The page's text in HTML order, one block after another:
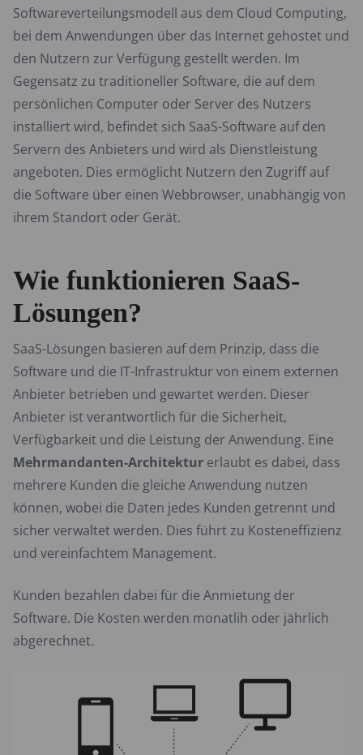
Softwareverteilungsmodell aus dem Cloud Computing,
bei dem Anwendungen über das Internet gehostet und
den Nutzern zur Verfügung gestellt werden. Im
Gegensatz zu traditioneller Software, die auf dem
persönlichen Computer oder Server des Nutzers
installiert wird, befindet sich SaaS-Software auf den
Servern des Anbieters und wird als Dienstleistung
angeboten. Dies ermöglicht Nutzern den Zugriff auf
die Software über einen Webbrowser, unabhängig von
ihrem Standort oder Gerät.
Wie funktionieren SaaS-
Lösungen?
SaaS-Lösungen basieren auf dem Prinzip, dass die
Software und die IT-Infrastruktur von einem externen
Anbieter betrieben und gewartet werden. Dieser
Anbieter ist verantwortlich für die Sicherheit,
Verfügbarkeit und die Leistung der Anwendung. Eine
Mehrmandanten-Architektur erlaubt es dabei, dass
mehrere Kunden die gleiche Anwendung nutzen
können, wobei die Daten jedes Kunden getrennt und
sicher verwaltet werden. Dies führt zu Kosteneffizienz
und vereinfachtem Management.
Kunden bezahlen dabei für die Anmietung der
Software. Die Kosten werden monatlih oder jährlich
abgerechnet.